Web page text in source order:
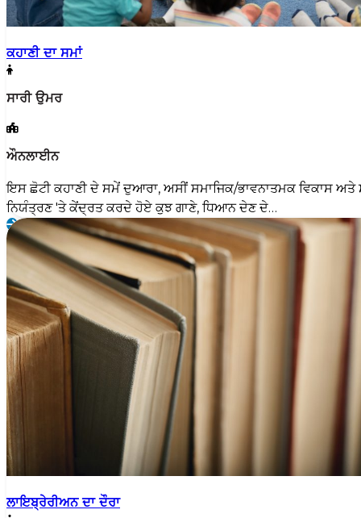
ਕਹਾਣੀ ਦਾ ਸਮਾਂ
ਸਾਰੀ ਉਮਰ
ਔਨਲਾਈਨ
ਇਸ ਛੋਟੀ ਕਹਾਣੀ ਦੇ ਸਮੇਂ ਦੁਆਰਾ, ਅਸੀਂ ਸਮਾਜਿਕ/ਭਾਵਨਾਤਮਕ ਵਿਕਾਸ ਅਤੇ
ਨਿਯੰਤ੍ਰਣ 'ਤੇ ਕੇਂਦ੍ਰਤ ਕਰਦੇ ਹੋਏ ਕੁਝ ਗਾਣੇ, ਧਿਆਨ ਦੇਣ ਦੇ…
ਲਾਇਬ੍ਰੇਰੀਅਨ ਦਾ ਦੌਰਾ